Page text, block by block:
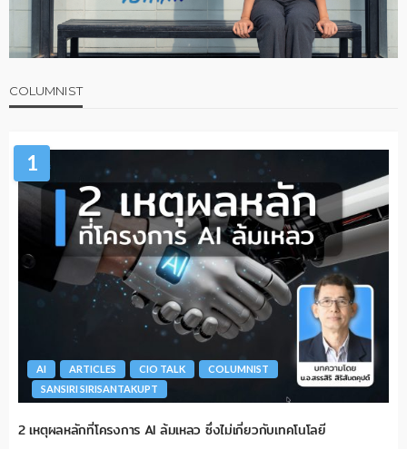
COLUMNIST
1
AI ARTICLES CIO TALK
COLUMNIST
SANSIRI SIRISANTAKUPT
2 เหตุผลหลักที่โครงการ AI ล้มเหลว ซึ่งไม่เกี่ยวกับเทคโนโลยี